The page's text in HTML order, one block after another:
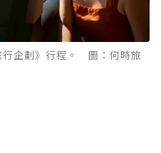
行企劃》行程。 圖：何時旅